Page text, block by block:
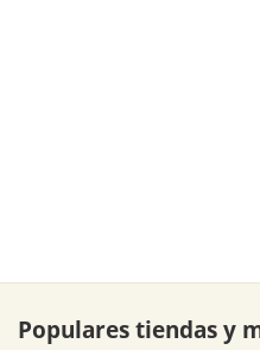
Populares tiendas y